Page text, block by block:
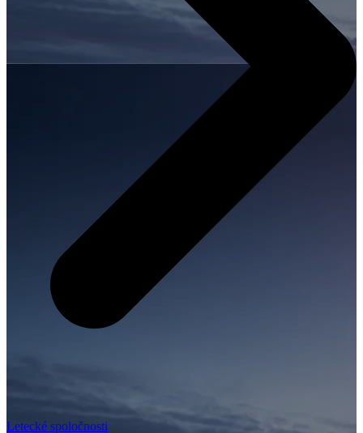
Letecké spoločnosti